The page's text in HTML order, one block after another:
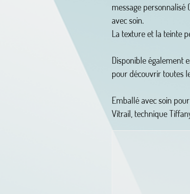
message personnalisé
avec soin.
La texture et la teinte
Disponible également
pour découvrir toutes
Emballé avec soin
Vitrail, technique